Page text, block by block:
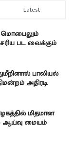
Latest
மொபைலும்
பட வைக்கும்
பாலியல்
அதிரடி
மிதமான
ஆய்வு மையம்